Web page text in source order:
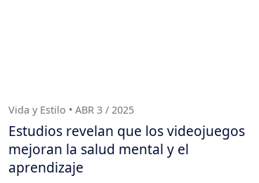
Vida y Estilo • ABR 3 / 2025
Estudios revelan que los videojuegos
mejoran la salud mental y el
aprendizaje